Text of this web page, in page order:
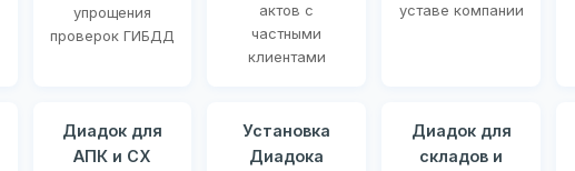
упрощения
проверок ГИБДД
актов с
частными
клиентами
уставе компании
Диадок для
АПК и СХ
Установка
Диадока
Диадок для
складов и